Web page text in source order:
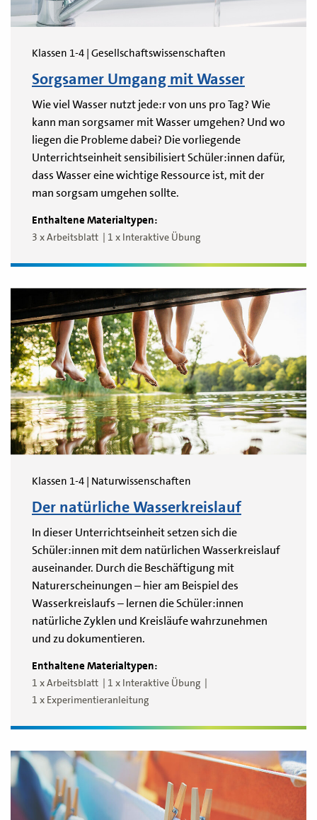
Klassen 1-4 | Gesellschaftswissenschaften
Sorgsamer Umgang mit Wasser
Wie viel Wasser nutzt jede:r von uns pro Tag? Wie
kann man sorgsamer mit Wasser umgehen? Und wo
liegen die Probleme dabei? Die vorliegende
Unterrichtseinheit sensibilisiert Schüler:innen dafür,
dass Wasser eine wichtige Ressource ist, mit der
man sorgsam umgehen sollte.
Enthaltene Materialtypen:
3 x Arbeitsblatt 1 x Interaktive Übung
Klassen 1-4 | Naturwissenschaften
Der natürliche Wasserkreislauf
In dieser Unterrichtseinheit setzen sich die
Schüler:innen mit dem natürlichen Wasserkreislauf
auseinander. Durch die Beschäftigung mit
Naturerscheinungen – hier am Beispiel des
Wasserkreislaufs – lernen die Schüler:innen
natürliche Zyklen und Kreisläufe wahrzunehmen
und zu dokumentieren.
Enthaltene Materialtypen:
1 x Arbeitsblatt
1 x Interaktive Übung
1 x Experimentieranleitung